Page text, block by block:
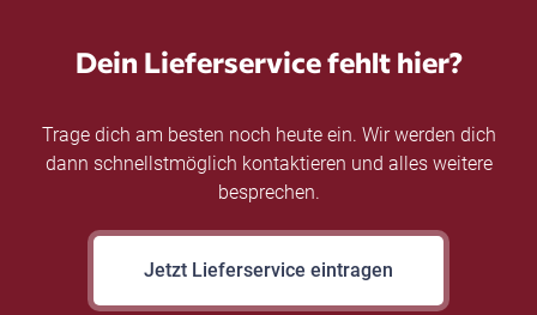
Dein Lieferservice fehlt hier?
Trage dich am besten noch heute ein. Wir werden dich
dann schnellstmöglich kontaktieren und alles weitere
besprechen.
Jetzt Lieferservice eintragen